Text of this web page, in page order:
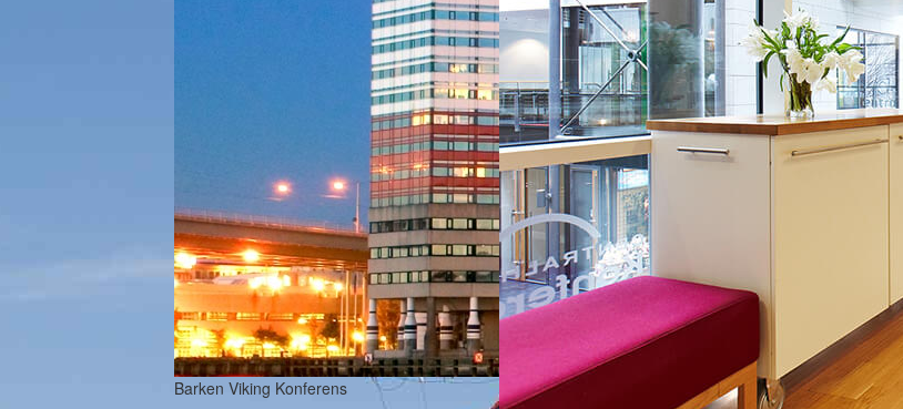
Barken Viking Konferens